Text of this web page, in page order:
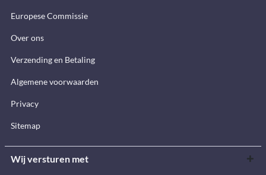
Europese Commissie
Over ons
Verzending en Betaling
Algemene voorwaarden
Privacy
Sitemap
Wij versturen met